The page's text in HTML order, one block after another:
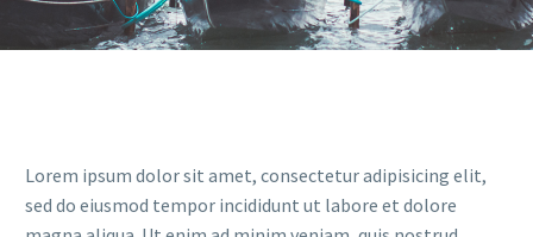
Lorem ipsum dolor sit amet, consectetur adipisicing elit,
sed do eiusmod tempor incididunt ut labore et dolore